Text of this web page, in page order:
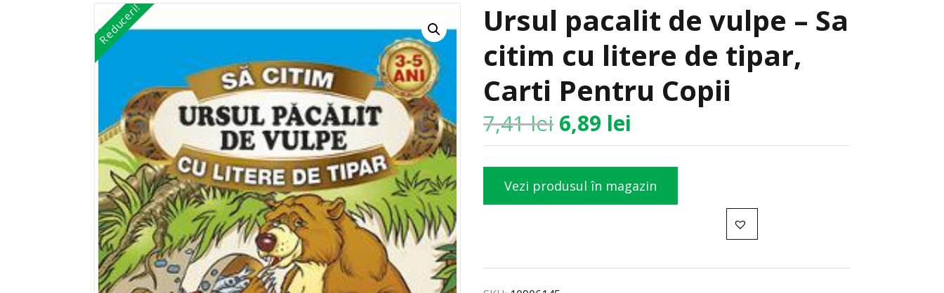
Reduceri!
Ursul pacalit de vulpe – Sa
citim cu litere de tipar,
Carti Pentru Copii
7,41lei 6,89 lei
Vezi produsul în magazin